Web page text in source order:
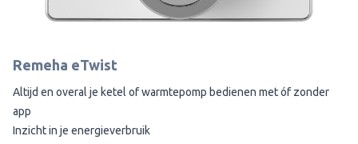
Remeha eTwist
Altijd en overal je ketel of warmtepomp bedienen met óf zonder
app
Inzicht in je energieverbruik